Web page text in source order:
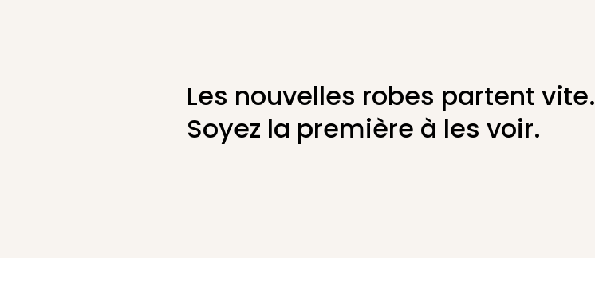
Les nouvelles robes partent vite.
Soyez la première à les voir.